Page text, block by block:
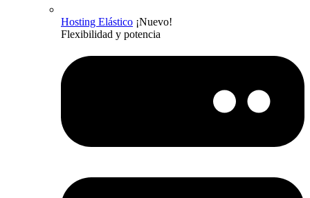
Hosting Elástico ¡Nuevo!
Flexibilidad y potencia